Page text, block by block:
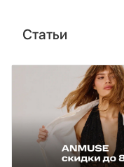
Статьи